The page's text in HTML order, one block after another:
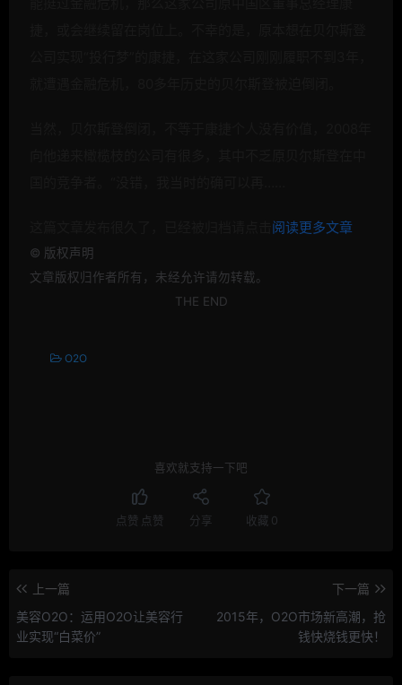
阅读更多文章
© 版权声明
文章版权归作者所有，未经允许请勿转载。
THE END
O2O
喜欢就支持一下吧
点赞 点赞 分享 收藏 0
上一篇
美容O2O：运用O2O让美容行
业实现“白菜价”
下一篇
2015年，O2O市场新高潮，抢
钱快烧钱更快！